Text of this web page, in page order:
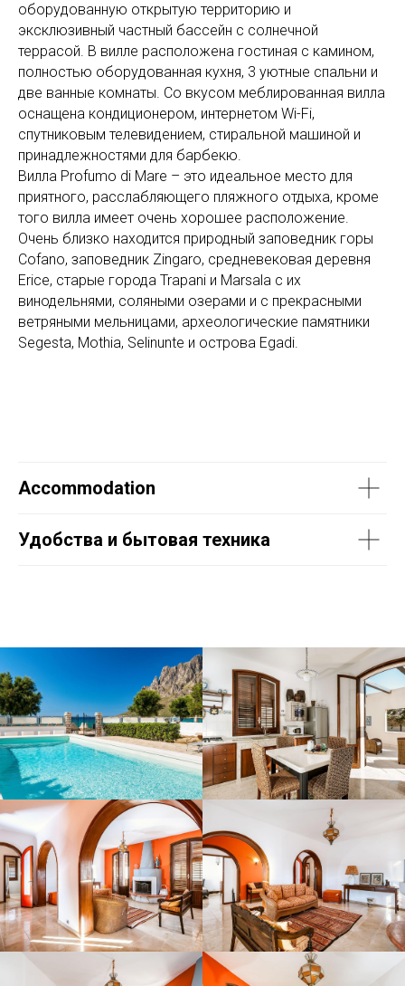
оборудованную открытую территорию и
эксклюзивный частный бассейн с солнечной
террасой. В вилле расположена гостиная с камином,
полностью оборудованная кухня, 3 уютные спальни и
две ванные комнаты. Со вкусом меблированная вилла
оснащена кондиционером, интернетом Wi-Fi,
спутниковым телевидением, стиральной машиной и
принадлежностями для барбекю.
Вилла Profumo di Mare – это идеальное место для
приятного, расслабляющего пляжного отдыха, кроме
того вилла имеет очень хорошее расположение.
Очень близко находится природный заповедник горы
Cofano, заповедник Zingaro, средневековая деревня
Erice, старые города Trapani и Marsala с их
винодельнями, соляными озерами и с прекрасными
ветряными мельницами, археологические памятники
Segesta, Mothia, Selinunte и острова Egadi.
Accommodation
Удобства и бытовая техника